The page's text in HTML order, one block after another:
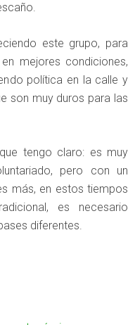
este grupo, para
mejores condiciones,
política en la calle y
son muy duros para las
tengo claro: es muy
pero con un
más, en estos tiempos
es necesario
diferentes.